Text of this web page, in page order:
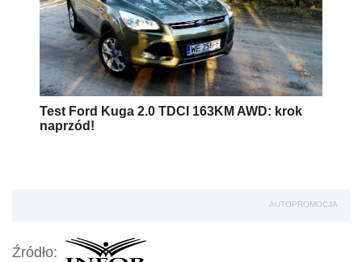
Test Ford Kuga 2.0 TDCI 163KM AWD: krok
naprzód!
AUTOPROMOCJA
Źródło: